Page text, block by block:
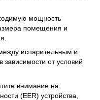
мощность
помещения и
испарительным и
от условий
внимание на
(EER) устройства,